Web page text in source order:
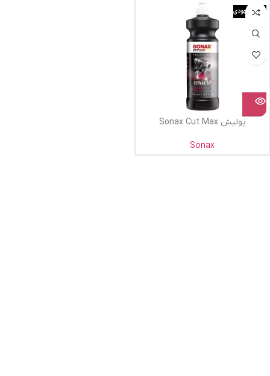
اتمام موجودی
پولیش Sonax Cut Max
Sonax